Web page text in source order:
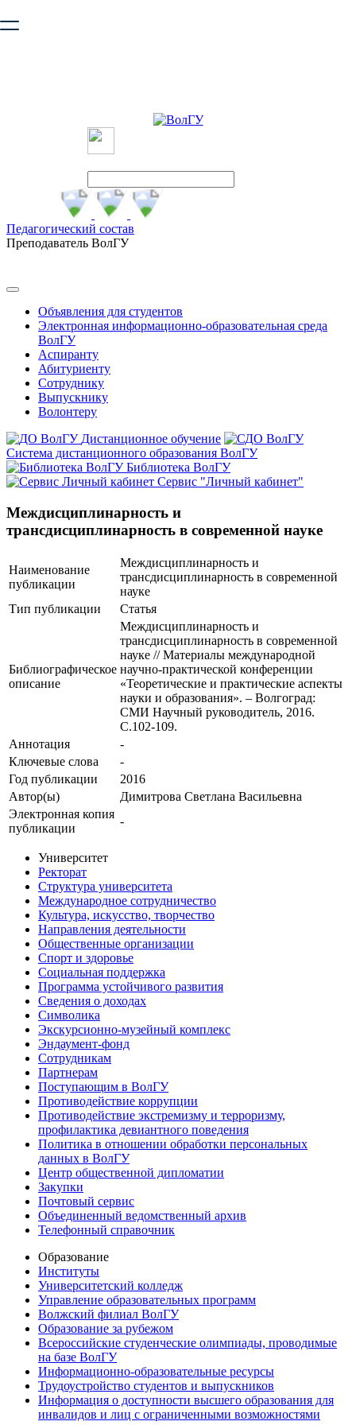
безопасную работу с сайтом. Пожалуйста
Педагогический состав
Преподаватель ВолГУ
Объявления для студентов
Электронная информационно-образовательная среда
ВолГУ
Аспиранту
Абитуриенту
Сотруднику
Выпускнику
Волонтеру
Дистанционное обучение
Система дистанционного образования ВолГУ
Библиотека ВолГУ
Сервис "Личный кабинет"
Междисциплинарность и
трансдисциплинарность в современной науке
Наименование
публикации
Междисциплинарность и
трансдисциплинарность в современной
науке
Тип публикации
Статья
Библиографическое
описание
Междисциплинарность и
трансдисциплинарность в современной
науке // Материалы международной
научно-практической конференции
«Теоретические и практические аспекты
науки и образования». – Волгоград:
СМИ Научный руководитель, 2016.
С.102-109.
Аннотация
-
Ключевые cлова
-
Год публикации
2016
Автор(ы)
Димитрова Светлана Васильевна
Электронная копия
публикации
-
Университет
Ректорат
Структура университета
Международное сотрудничество
Культура, искусство, творчество
Направления деятельности
Общественные организации
Спорт и здоровье
Социальная поддержка
Программа устойчивого развития
Сведения о доходах
Символика
Экскурсионно-музейный комплекс
Эндаумент-фонд
Сотрудникам
Партнерам
Поступающим в ВолГУ
Противодействие коррупции
Противодействие экстремизму и терроризму,
профилактика девиантного поведения
Политика в отношении обработки персональных
данных в ВолГУ
Центр общественной дипломатии
Закупки
Почтовый сервис
Объединенный ведомственный архив
Телефонный справочник
Образование
Институты
Университетский колледж
Управление образовательных программ
Волжский филиал ВолГУ
Образование за рубежом
Всероссийские студенческие олимпиады, проводимые
на базе ВолГУ
Информационно-образовательные ресурсы
Трудоустройство студентов и выпускников
Информация о доступности высшего образования для
инвалидов и лиц с ограниченными возможностями